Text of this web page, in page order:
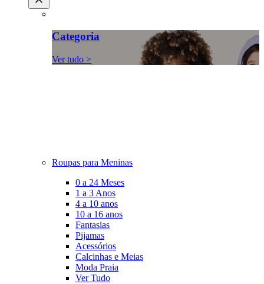
Categoria
Ver tudo >
Roupas para Meninas
0 a 24 Meses
1 a 3 Anos
4 a 10 anos
10 a 16 anos
Fantasias
Pijamas
Acessórios
Calcinhas e Meias
Moda Praia
Ver Tudo